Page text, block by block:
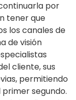
por
tener que
los canales de
de visión
cliente, sus
permitiendo
segundo.